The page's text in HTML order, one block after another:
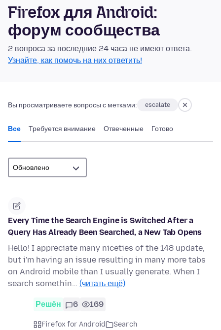
Firefox для Android:
форум сообщества
2 вопроса за последние 24 часа не имеют ответа.
Узнайте, как помочь на них ответить!
Вы просматриваете вопросы с метками: escalate
Все Требуется внимание Отвеченные Готово
Every Time the Search Engine is Switched After a
Query Has Already Been Searched, a New Tab Opens
Hello! I appreciate many niceties of the 148 update,
but i'm having an issue resulting in many more tabs
on Android mobile than I usually generate. When I
search somethin… (читать ещё)
Решён 6 169
Firefox for Android
Search